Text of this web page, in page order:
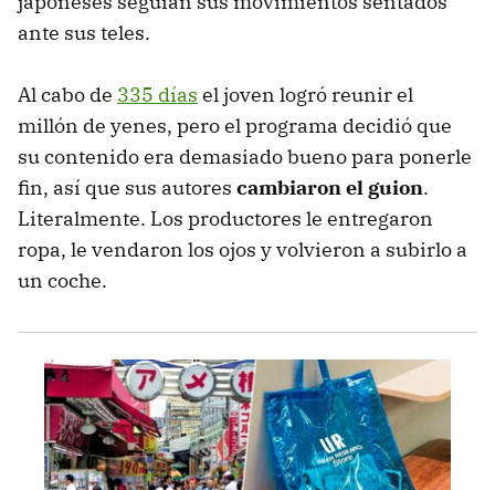
ante sus teles.
Al cabo de 335 días el joven logró reunir el
millón de yenes, pero el programa decidió que
su contenido era demasiado bueno para ponerle
fin, así que sus autores cambiaron el guion.
Literalmente. Los productores le entregaron
ropa, le vendaron los ojos y volvieron a subirlo a
un coche.